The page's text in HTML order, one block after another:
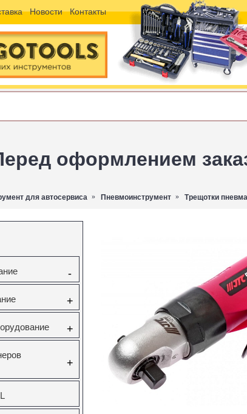
Новости Контакты
оформлением
для автосервиса Пневмоинструмент Трещотки
-
+
+
+